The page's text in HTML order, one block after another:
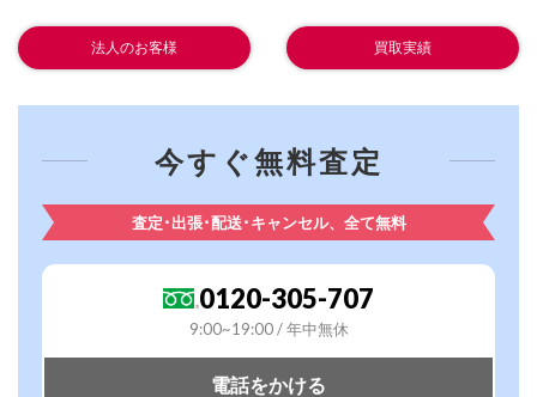
法人のお客様 買取実績
今すぐ無料査定
査定･出張･配送･キャンセル、全て無料
0120-305-707
9:00~19:00 / 年中無休
電話をかける